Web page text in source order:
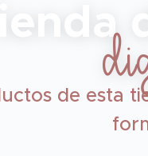
de esta